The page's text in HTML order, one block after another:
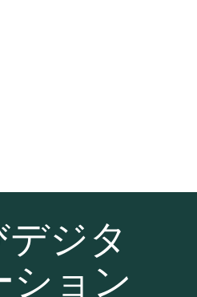
ジタ
ション